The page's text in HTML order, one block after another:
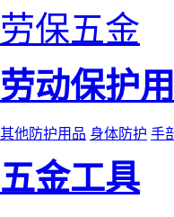
劳保五金
劳动保护
其他防护用品 身体防护 手
五金工具